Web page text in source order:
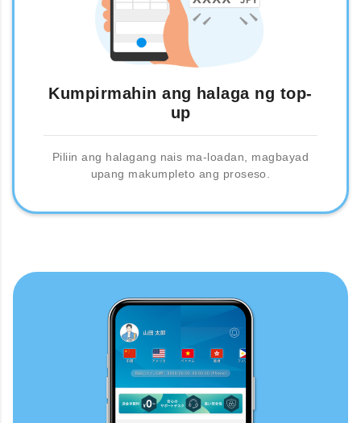
Kumpirmahin ang halaga ng top-
up
Piliin ang halagang nais ma-loadan, magbayad
upang makumpleto ang proseso.